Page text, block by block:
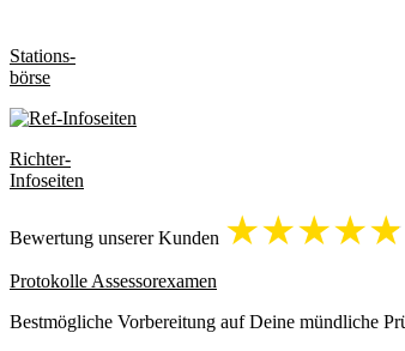
Stations-
börse
Richter-
Infoseiten
Bewertung unserer Kunden ★★★★★
Protokolle Assessorexamen
Bestmögliche Vorbereitung auf Deine mündliche